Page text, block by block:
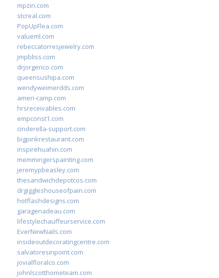
mpzin.com
stcreal.com
PopUpFlea.com
valueml.com
rebeccatorresjewelry.com
jmpbliss.com
drjorgerico.com
queensushipa.com
wendyweimerdds.com
ameri-camp.com
hrsreceivables.com
empconst1.com
cinderella-support.com
bigpinkrestaurant.com
inspirehuahin.com
memmingerspainting.com
jeremypbeasley.com
thesandwichdepotcos.com
drgiggleshouseofpain.com
hotflashdesigns.com
garagenadeau.com
lifestylechauffeurservice.com
EverNewNails.com
insideoutdecoratingcentre.com
salvatoresinpoint.com
jovialfloralco.com
johnlscotthometeam.com